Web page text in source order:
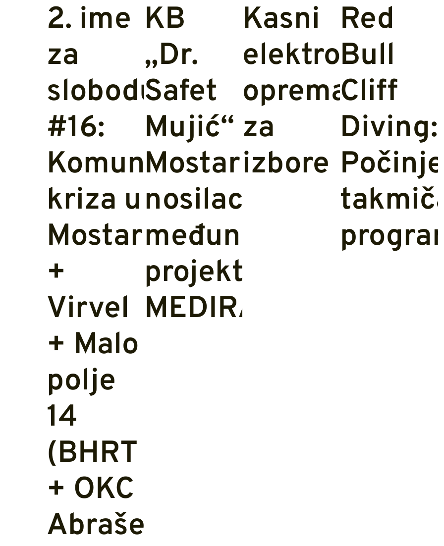
2. ime
za
slobodu
#16:
Komunalna
kriza u
Mostaru
+
Virvel
+ Malo
polje
14
(BHRT
+ OKC
Abrašević)
KB
„Dr.
Safet
Mujić“
Mostar
nosilac
međunarodnog
projekta
MEDIRADAR
Kasni
elektronska
oprema
za
izbore
Red
Bull
Cliff
Diving:
Počinje